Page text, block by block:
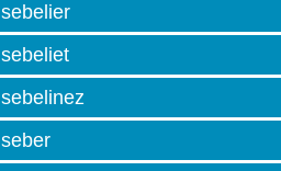
sebelier
sebeliet
sebelinez
seber